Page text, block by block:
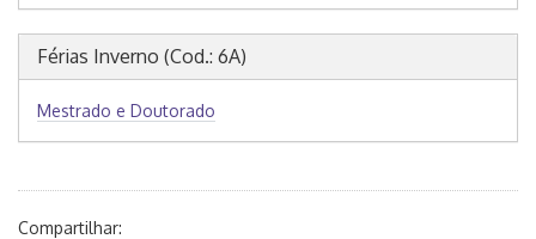
Férias Inverno (Cod.: 6A)
Mestrado e Doutorado
Compartilhar: